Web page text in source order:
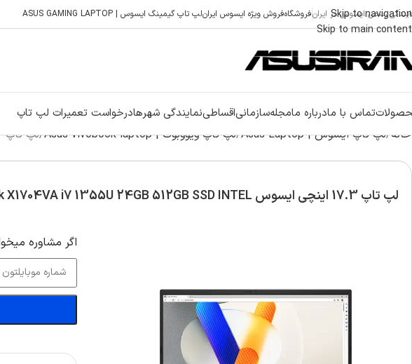
Skip to navigation
Skip to main content
رسمی ایسوس در ایرانفروشگاهفروش ویژه ایسوس ایرانلپ تاپ گیمینگ ایسوس | ASUS GAMING LAPTOP
تماس با مادرباره مامجلهسازمانیاقساطینمایندگی شهرهادرخواست تعمیرات لپ تاپ
خانه لپ تاپ ایسوس | Asus Laptop لپ تاپ ویووبوک | Asus vivobook laptop لپ تاپ 17.3 اینچی ایسوس Vivobook X1704VA i7 1355U 24GB 512GB SSD INTEL
لپ تاپ 17.3 اینچی ایسوس Vivobook X1704VA i7 1355U 24GB 512GB SSD INTEL
اگر‌ مشاوره